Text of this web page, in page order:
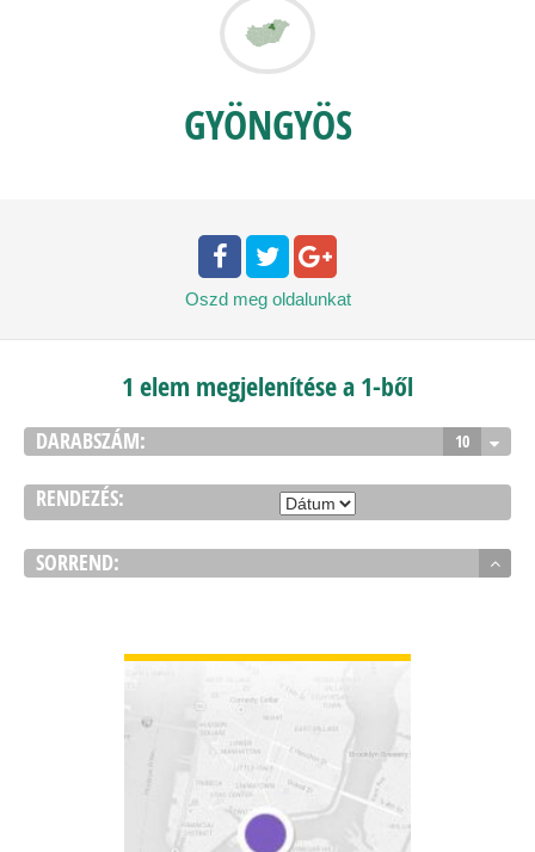
GYÖNGYÖS
Oszd meg oldalunkat
1 elem megjelenítése a 1-ből
DARABSZÁM: 10
RENDEZÉS:
SORREND: